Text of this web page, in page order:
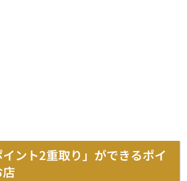
ント2重取り」ができるポイ